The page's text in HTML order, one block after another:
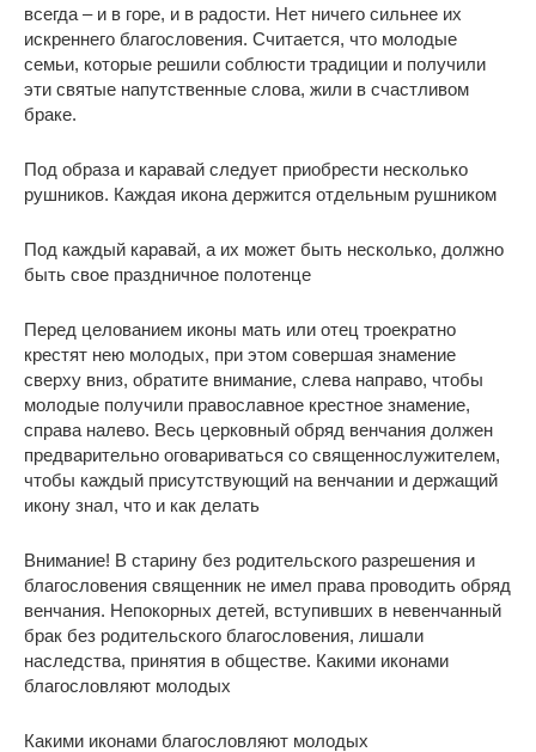
всегда – и в горе, и в радости. Нет ничего сильнее их
искреннего благословения. Считается, что молодые
семьи, которые решили соблюсти традиции и получили
эти святые напутственные слова, жили в счастливом
браке.
Под образа и каравай следует приобрести несколько
рушников. Каждая икона держится отдельным рушником
Под каждый каравай, а их может быть несколько, должно
быть свое праздничное полотенце
Перед целованием иконы мать или отец троекратно
крестят нею молодых, при этом совершая знамение
сверху вниз, обратите внимание, слева направо, чтобы
молодые получили православное крестное знамение,
справа налево. Весь церковный обряд венчания должен
предварительно оговариваться со священнослужителем,
чтобы каждый присутствующий на венчании и держащий
икону знал, что и как делать
Внимание! В старину без родительского разрешения и
благословения священник не имел права проводить обряд
венчания. Непокорных детей, вступивших в невенчанный
брак без родительского благословения, лишали
наследства, принятия в обществе. Какими иконами
благословляют молодых
Какими иконами благословляют молодых